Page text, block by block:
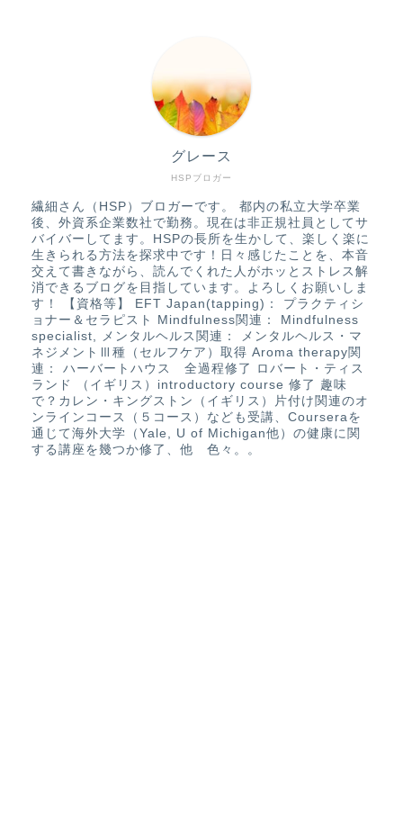
HSPブロガー
グレース
繊細さん（HSP）ブロガーです。 都内の私立大学卒業
後、外資系企業数社で勤務。現在は非正規社員としてサ
バイバーしてます。HSPの長所を生かして、楽しく楽に
生きられる方法を探求中です！日々感じたことを、本音
交えて書きながら、読んでくれた人がホッとストレス解
消できるブログを目指しています。よろしくお願いしま
す！ 【資格等】 EFT Japan(tapping)： プラクティシ
ョナー＆セラピスト Mindfulness関連： Mindfulness
specialist, メンタルヘルス関連： メンタルヘルス・マ
ネジメントⅢ種（セルフケア）取得 Aroma therapy関
連： ハーバートハウス 全過程修了 ロバート・ティス
ランド （イギリス）introductory course 修了 趣味
で？カレン・キングストン（イギリス）片付け関連のオ
ンラインコース（５コース）なども受講、Courseraを
通じて海外大学（Yale, U of Michigan他）の健康に関
する講座を幾つか修了、他 色々。。